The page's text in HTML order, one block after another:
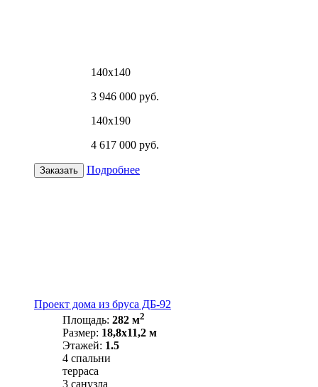
140х140
3 946 000 руб.
140х190
4 617 000 руб.
Заказать Подробнее
Проект дома из бруса ДБ-92
Площадь: 282 м2
Размер: 18,8х11,2 м
Этажей: 1.5
4 спальни
терраса
3 санузла